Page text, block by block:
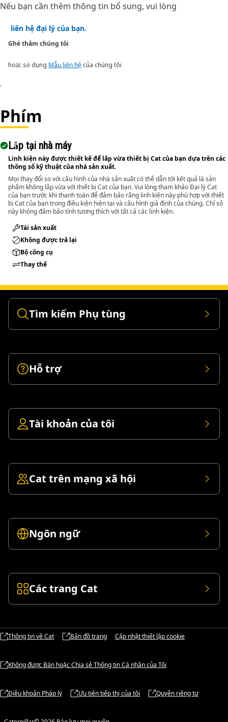
Nếu bạn cần thêm thông tin bổ sung, vui lòng
liên hệ đại lý của bạn.
Ghé thăm chúng tôi
hoặc sử dụng Mẫu liên hệ của chúng tôi
.
Phím
Lắp tại nhà máy
Linh kiện này được thiết kế để lắp vừa thiết bị Cat của bạn dựa trên các
thông số kỹ thuật của nhà sản xuất.
Mọi thay đổi so với cấu hình của nhà sản xuất có thể dẫn tới kết quả là sản
phẩm không lắp vừa với thiết bị Cat của bạn. Vui lòng tham khảo Đại lý Cat
của bạn trước khi thanh toán để đảm bảo rằng linh kiện này phù hợp với thiết
bị Cat của bạn trong điều kiện hiện tại và cấu hình giả định của chúng. Chỉ số
này không đảm bảo tính tương thích với tất cả các linh kiện.
Tái sản xuất
Không được trả lại
Bộ công cụ
Thay thế
Tìm kiếm Phụ tùng
Hỗ trợ
Tài khoản của tôi
Cat trên mạng xã hội
Ngôn ngữ
Các trang Cat
Thông tin về Cat Bản đồ trang Cập nhật thiết lập cookie
Không được Bán hoặc Chia sẻ Thông tin Cá nhân của Tôi
Điều khoản Pháp lý Ưu tiên tiếp thị của tôi Quyền riêng tư